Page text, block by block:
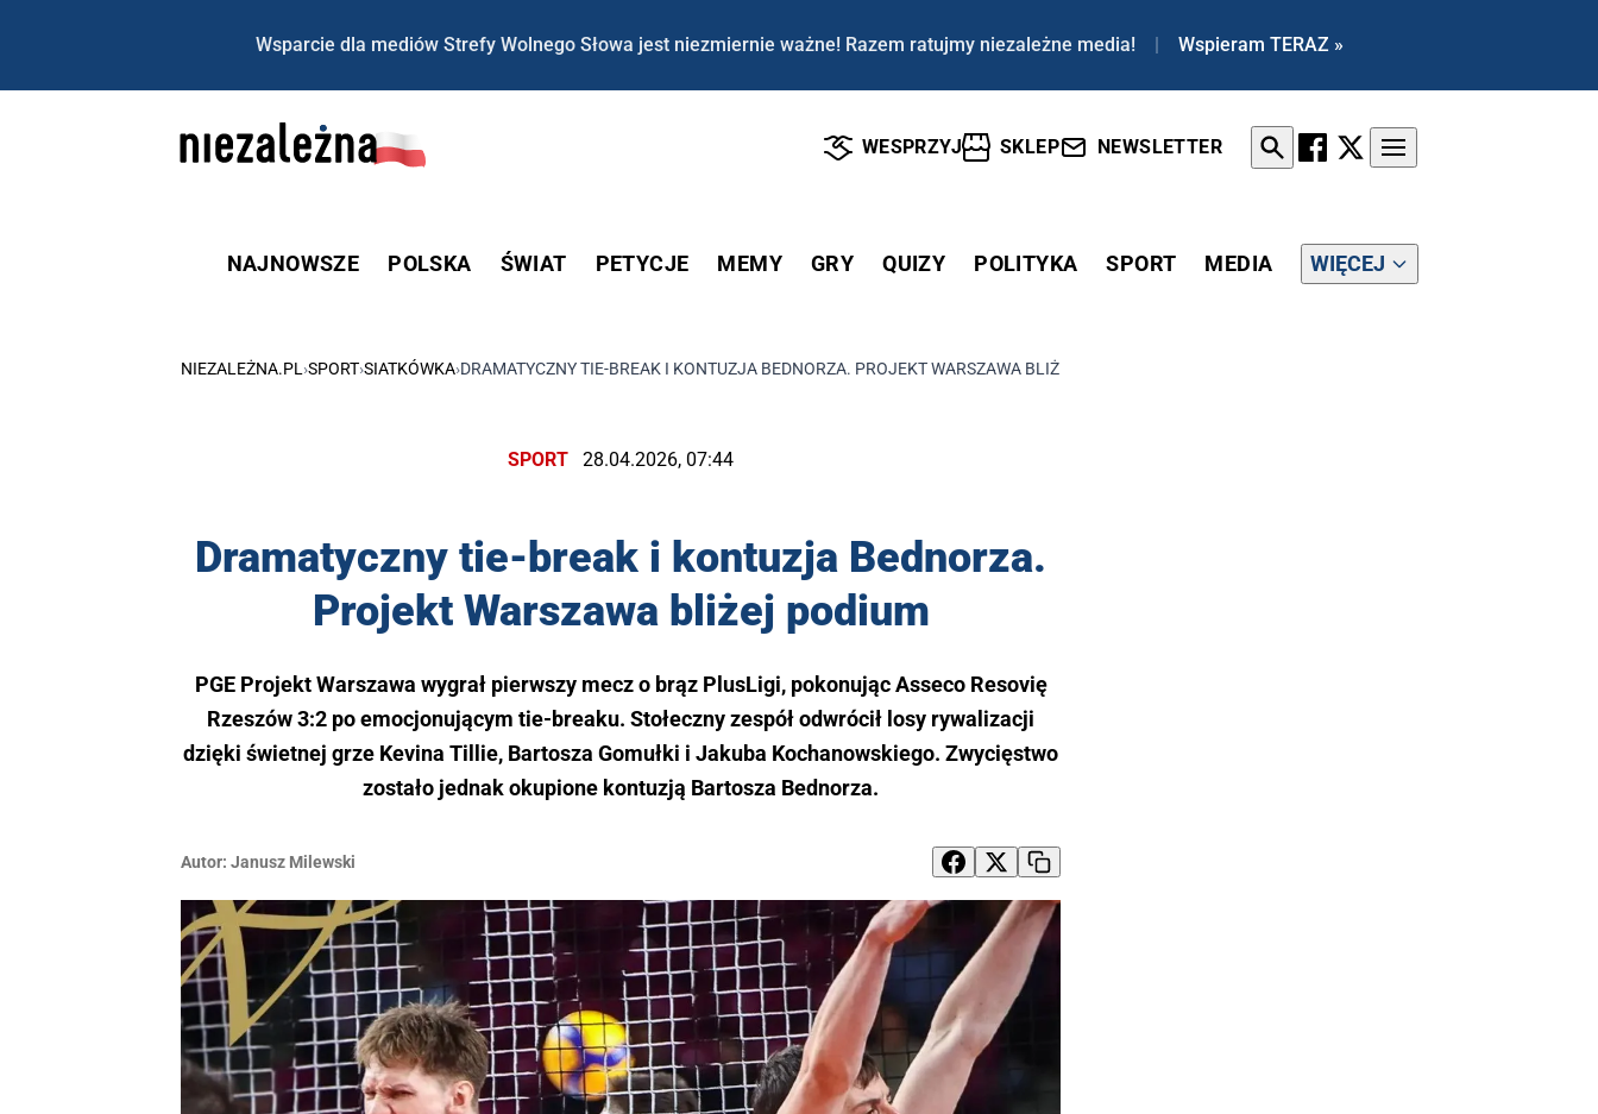
Wsparcie dla mediów Strefy Wolnego Słowa jest niezmiernie ważne! Razem ratujmy niezależne media! | Wspieram TERAZ »
WESPRZYJ SKLEP NEWSLETTER
NAJNOWSZE POLSKA ŚWIAT PETYCJE MEMY GRY QUIZY POLITYKA SPORT MEDIA WIĘCEJ
NIEZALEŻNA.PL ›SPORT›SIATKÓWKA›DRAMATYCZNY TIE-BREAK I KONTUZJA BEDNORZA. PROJEKT WARSZAWA BLIŻEJ PODIUM
SPORT 28.04.2026, 07:44
Dramatyczny tie-break i kontuzja Bednorza.
Projekt Warszawa bliżej podium
PGE Projekt Warszawa wygrał pierwszy mecz o brąz PlusLigi, pokonując Asseco Resovię
Rzeszów 3:2 po emocjonującym tie-breaku. Stołeczny zespół odwrócił losy rywalizacji
dzięki świetnej grze Kevina Tillie, Bartosza Gomułki i Jakuba Kochanowskiego. Zwycięstwo
zostało jednak okupione kontuzją Bartosza Bednorza.
Autor: Janusz Milewski